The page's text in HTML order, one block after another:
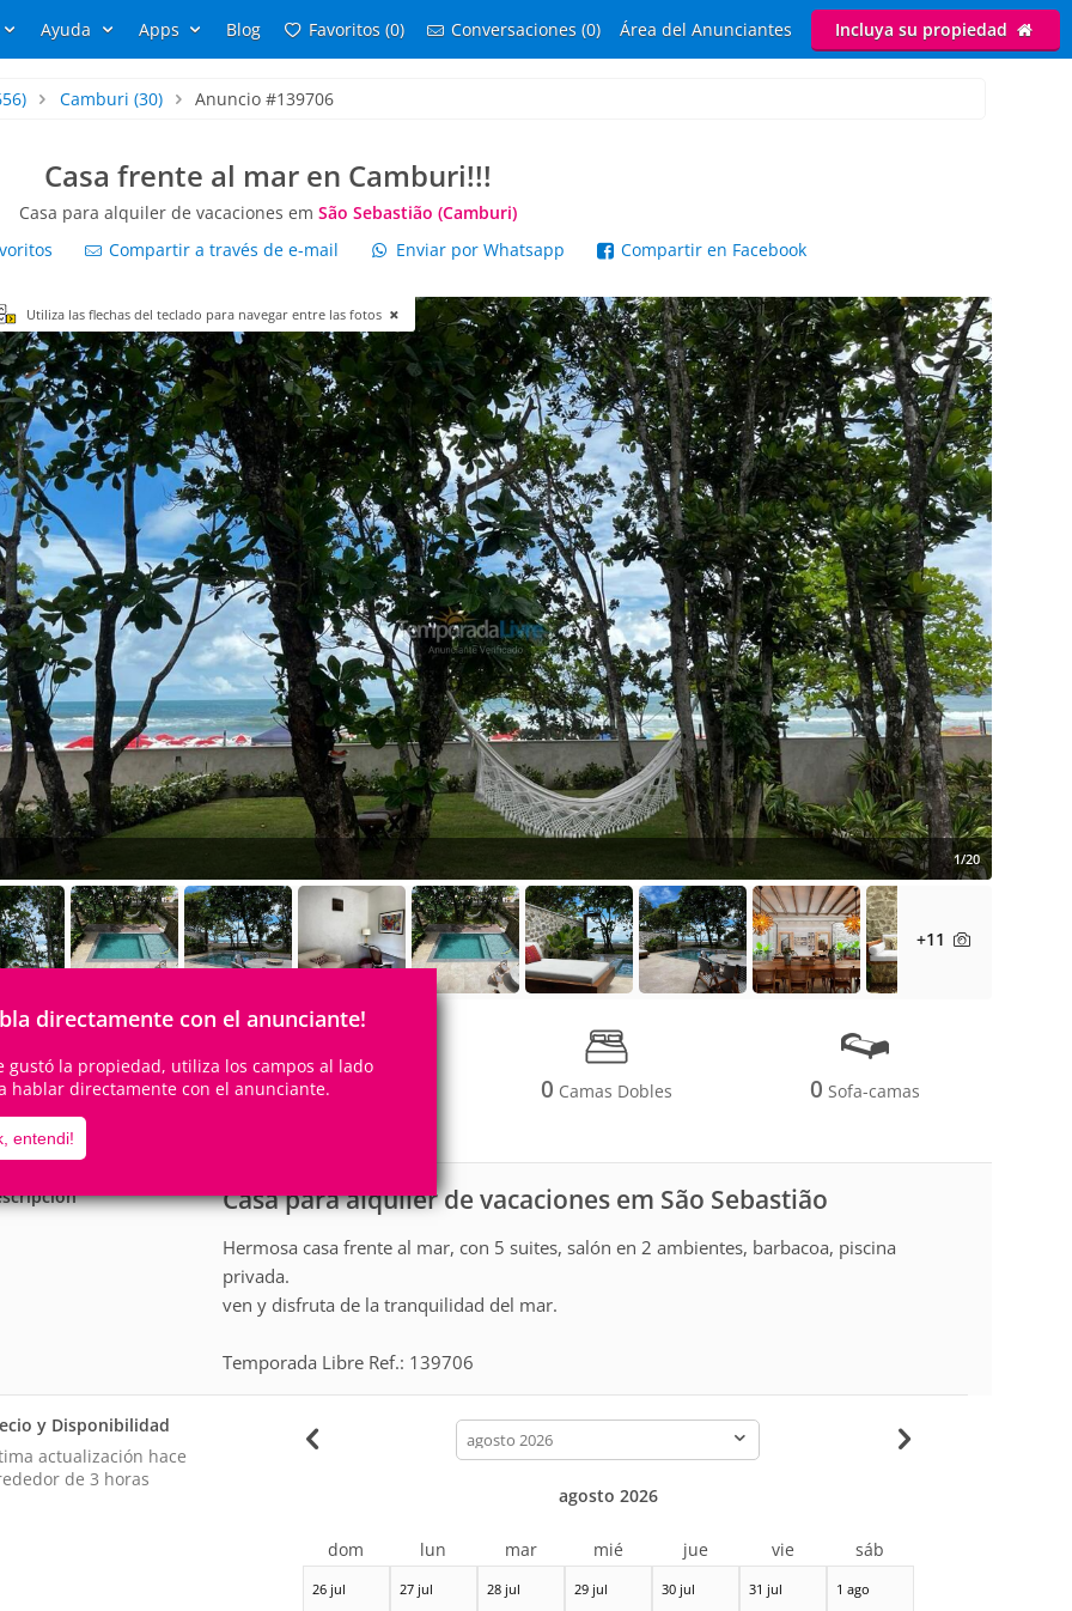
Ayuda Apps Blog Favoritos (0) Conversaciones (0) Área del Anunciantes Incluya su propiedad
Camburi (30) Anuncio #139706
Casa frente al mar en Camburi!!!
Casa para alquiler de vacaciones em São Sebastião (Camburi)
Compartir a través de e-mail Enviar por Whatsapp Compartir en Facebook
directamente con el anunciante!
gustó la propiedad, utiliza los campos al lado
hablar directamente con el anunciante.
entendi!
Utiliza las flechas del teclado para navegar entre las fotos
1/20
+11
10Personas 5Cuartos 0 Camas Dobles 0 Sofa-camas
Casa para alquiler de vacaciones em São Sebastião
Hermosa casa frente al mar, con 5 suites, salón en 2 ambientes, barbacoa, piscina
privada.
ven y disfruta de la tranquilidad del mar.
Temporada Libre Ref.: 139706
y Disponibilidad
actualización hace
de 3 horas
calendar-
month
26 jul 27 jul 28 jul 29 jul 30 jul 31 jul 1 ago
agosto 2026
dom lun mar mié jue vie sáb